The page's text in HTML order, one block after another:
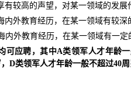
有较高的声望，对某一领域的发展
内外教育经历，在某一领域有较深
内外教育经历，在某一领域有一定
可应聘，其中A类领军人才年龄
D类领军人才年龄一般不超过40周